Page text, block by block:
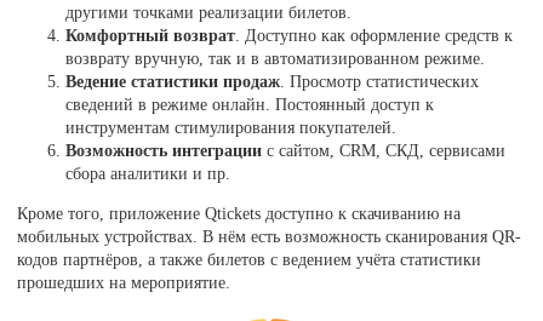
другими точками реализации билетов.
Комфортный возврат . Доступно как оформление средств к
возврату вручную, так и в автоматизированном режиме.
Ведение статистики продаж . Просмотр статистических
сведений в режиме онлайн. Постоянный доступ к
инструментам стимулирования покупателей.
Возможность интеграции с сайтом, CRM, СКД, сервисами
сбора аналитики и пр.
Кроме того, приложение Qtickets доступно к скачиванию на
мобильных устройствах. В нём есть возможность сканирования QR-
кодов партнёров, а также билетов с ведением учёта статистики
прошедших на мероприятие.